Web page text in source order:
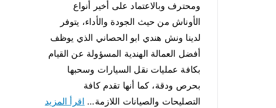
ومحترف وبالاعتماد على أخير أنواع
الأوناش من حيث الجودة والأداء، يتوفر
لدينا ونش هندي ابو الحصاني الذي يوظف
أفضل العمالة الهندية المسؤولة عن القيام
بكافة عمليات نقل السيارات وسحبها
بحرص ودقة، كما أنها تقدم كافة
التصليحات والصيانات اللازمة… اقرأ المزيد